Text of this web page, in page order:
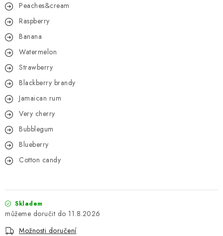
Peaches&cream
Raspberry
Banana
Watermelon
Strawberry
Blackberry brandy
Jamaican rum
Very cherry
Bubblegum
Blueberry
Cotton candy
Skladem
11.8.2026
Možnosti doručení